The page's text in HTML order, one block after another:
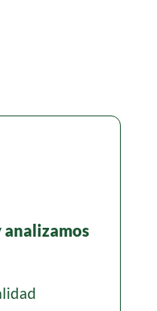
analizamos